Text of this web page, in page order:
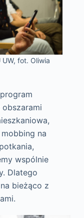
fot. Oliwia
na
wspólnie
Dlatego
bieżąco z